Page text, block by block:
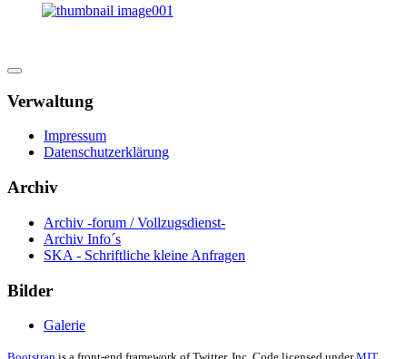
Verwaltung
Impressum
Datenschutzerklärung
Archiv
Archiv -forum / Vollzugsdienst-
Archiv Info´s
SKA - Schriftliche kleine Anfragen
Bilder
Galerie